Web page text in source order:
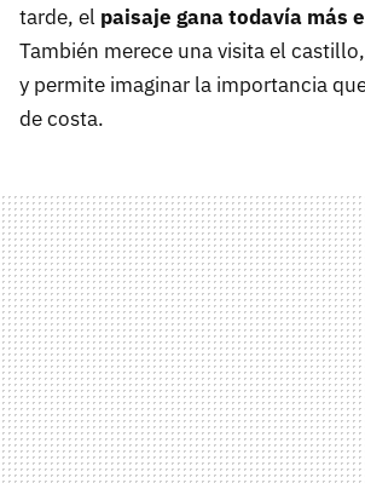
tarde, el paisaje gana todavía más
También merece una visita el
y permite imaginar la importancia
de costa.